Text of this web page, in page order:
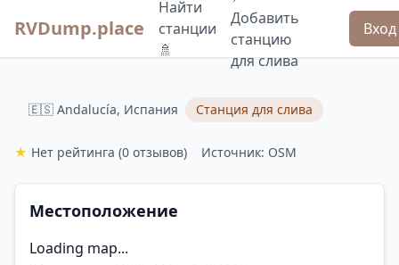
RVDump.place
Найти
станции
🚿
Добавить
станцию
для слива
Вход
🇪🇸 Andalucía, Испания Станция для слива
★ Нет рейтинга (0 отзывов) Источник: OSM
Местоположение
Loading map...